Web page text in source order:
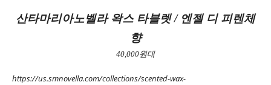
산타마리아노벨라 왁스 타블렛 / 엔젤 디 피렌체
향
40,000원대
https://us.smnovella.com/collections/scented-wax-